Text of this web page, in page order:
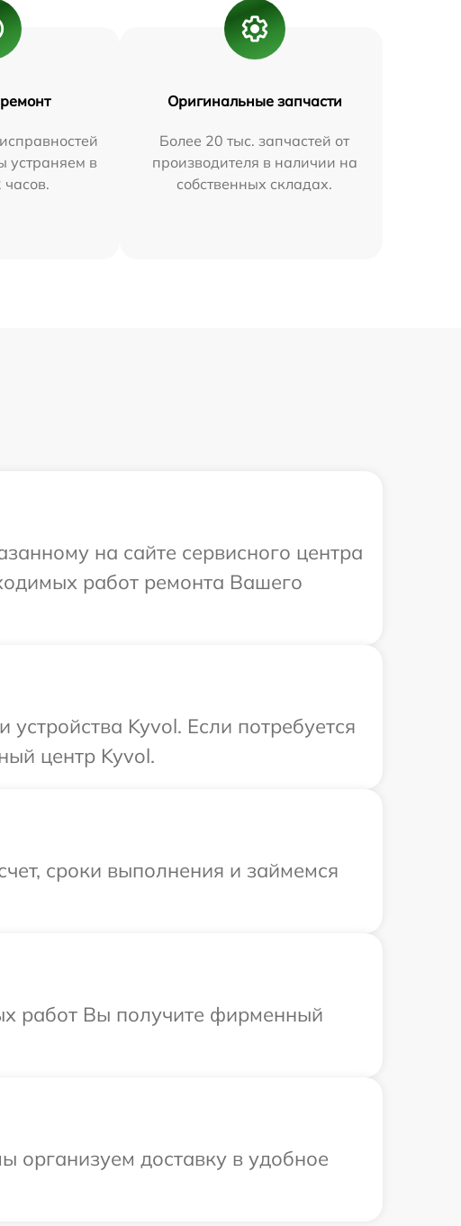
устраняем в
часов.
Оригинальные запчасти
Более 20 тыс. запчастей от
производителя в наличии на
собственных складах.
на сайте сервисного центра
работ ремонта Вашего
Kyvol. Если потребуется
центр Kyvol.
сроки выполнения и займемся
работ Вы получите фирменный
организуем доставку в удобное